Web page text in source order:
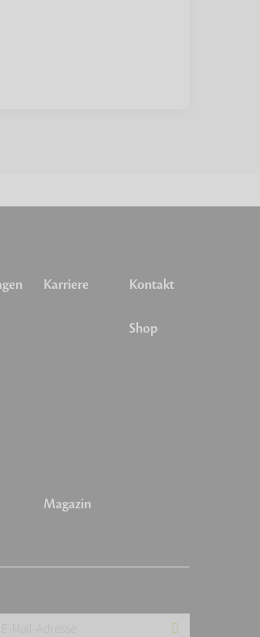
Karriere
Magazin
Kontakt
Shop